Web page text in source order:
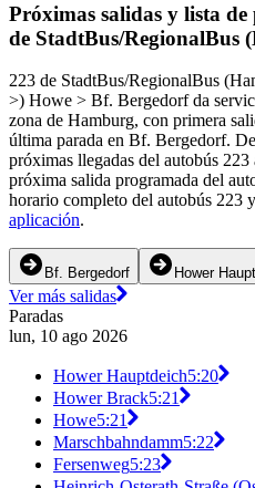
Próximas salidas y lista
de StadtBus/RegionalBus
223 de StadtBus/RegionalBus
>) Howe > Bf. Bergedorf da
zona de Hamburg, con primera
última parada en Bf. Bergedorf.
próximas llegadas del autobús 223
próxima salida programada del
horario completo del autobús 223
aplicación.
Bf. Bergedorf Hower
Ver más salidas
Paradas
lun, 10 ago 2026
Hower Hauptdeich5:20
Hower Brack5:21
Howe5:21
Marschbahndamm5:22
Fersenweg5:23